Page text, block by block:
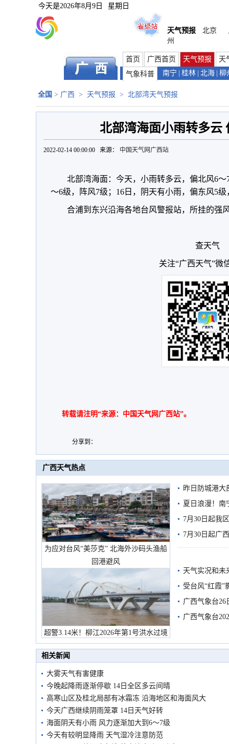
今天是2026年8月9日 星期日
天气预报 北京
州
首页 广西首页 天气预报
天
气象科普
南宁 桂林 北海 柳
全国 > 广西 > 天气预报 > 北部湾天气预报
北部湾海面小雨转多云
2022-02-14 00:00:00 来源： 中国天气网广西站
北部湾海面：今天，小雨转多云，偏北风6
～6级，阵风7级；16日，阴天有小雨，偏东风5级
合浦到东兴沿海各地台风警报站，所挂的强
查天气
关注“广西天气”微
转载请注明“来源：中国天气网广西站”。
分享到：
广西天气热点
为应对台风“美莎克” 北海外沙码头渔船
回港避风
超警3.14米！柳江2026年第1号洪水过境
市民在堤岸见证汛况
昨日防城港大
雨
夏日浪漫！南
7月30日起我
7月30日起广
天气实况和未
受台风“红霞”
有较强降雨
广西气象台26
广西气象台
相关新闻
大雾天气有害健康
今晚起降雨逐渐停歇 14日全区多云间晴
高寒山区及桂北局部有冰霜冻 沿海地区和海面风大
今天广西继续阴雨笼罩 14日天气好转
海面阴天有小雨 风力逐渐加大到6～7级
今天有较明显降雨 天气湿冷注意防范